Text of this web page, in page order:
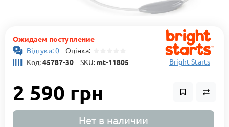
Ожидаем поступление
Відгуки: 0 Оцінка:
Код:45787-30 SKU: mt-11805 Bright Starts
2 590 грн
Нет в наличии